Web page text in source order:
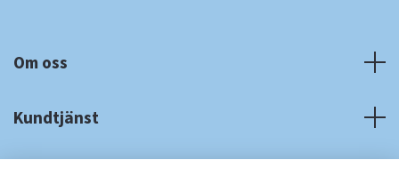
Om oss
Kundtjänst